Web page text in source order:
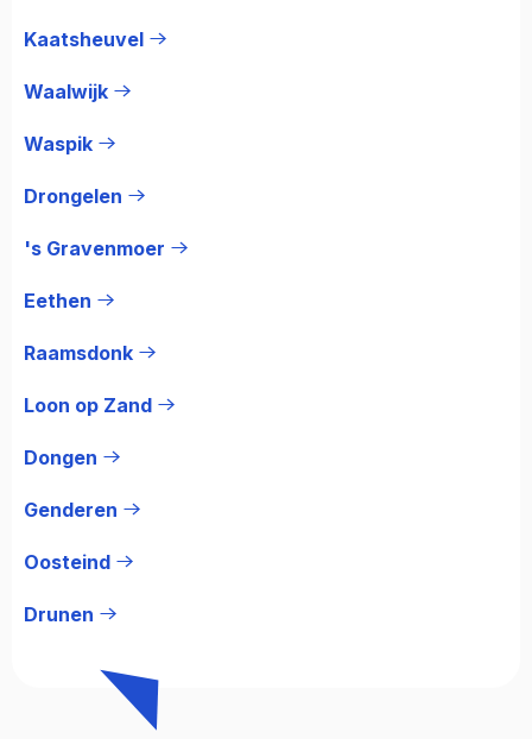
Kaatsheuvel
Waalwijk
Waspik
Drongelen
's Gravenmoer
Eethen
Raamsdonk
Loon op Zand
Dongen
Genderen
Oosteind
Drunen